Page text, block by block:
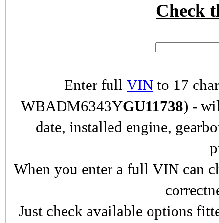
Check
Enter full VIN to 17
WBADM6343YGU11738) -
date, installed engine,
When you enter a full VIN can
Just check available options